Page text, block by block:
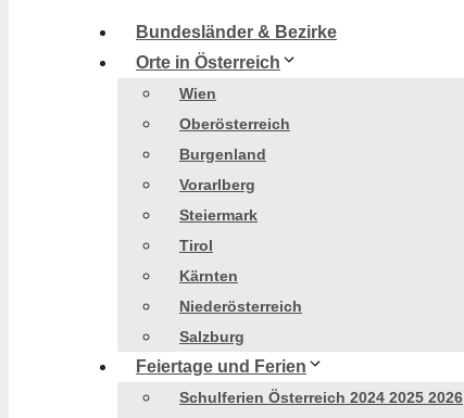
Bundesländer & Bezirke
Orte in Österreich
Wien
Oberösterreich
Burgenland
Vorarlberg
Steiermark
Tirol
Kärnten
Niederösterreich
Salzburg
Feiertage und Ferien
Schulferien Österreich 2024 2025 2026